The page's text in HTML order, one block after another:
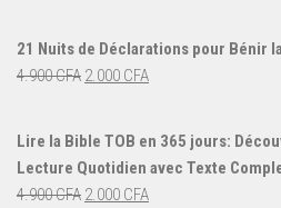
4.000 CFA.3.000 CFA.
21 Nuits de Déclarations pour Bénir
4.900CFA Le
4.900 CFA.
2.000 CFALe
Lire la Bible TOB en 365 jours:
Lecture Quotidien avec Texte
4.900CFA Le
2.000 CFALe